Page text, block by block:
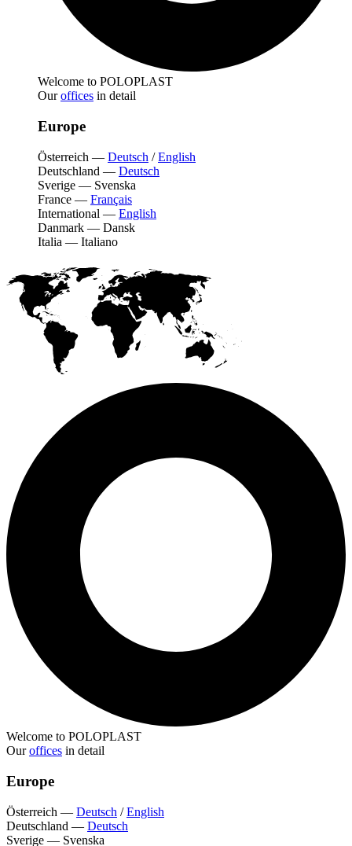
Welcome to POLOPLAST
Ouroffices in detail
Europe
Österreich — Deutsch /English
Deutschland — Deutsch
Sverige — Svenska
France — Français
International — English
Danmark — Dansk
Italia — Italiano
Welcome to POLOPLAST
Ouroffices in detail
Europe
Österreich — Deutsch /English
Deutschland — Deutsch
Sverige — Svenska